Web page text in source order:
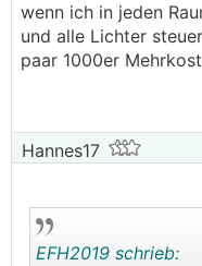
wenn ich in jeden
und alle Lichter
paar 1000er
Hannes17
EFH2019 schrieb: